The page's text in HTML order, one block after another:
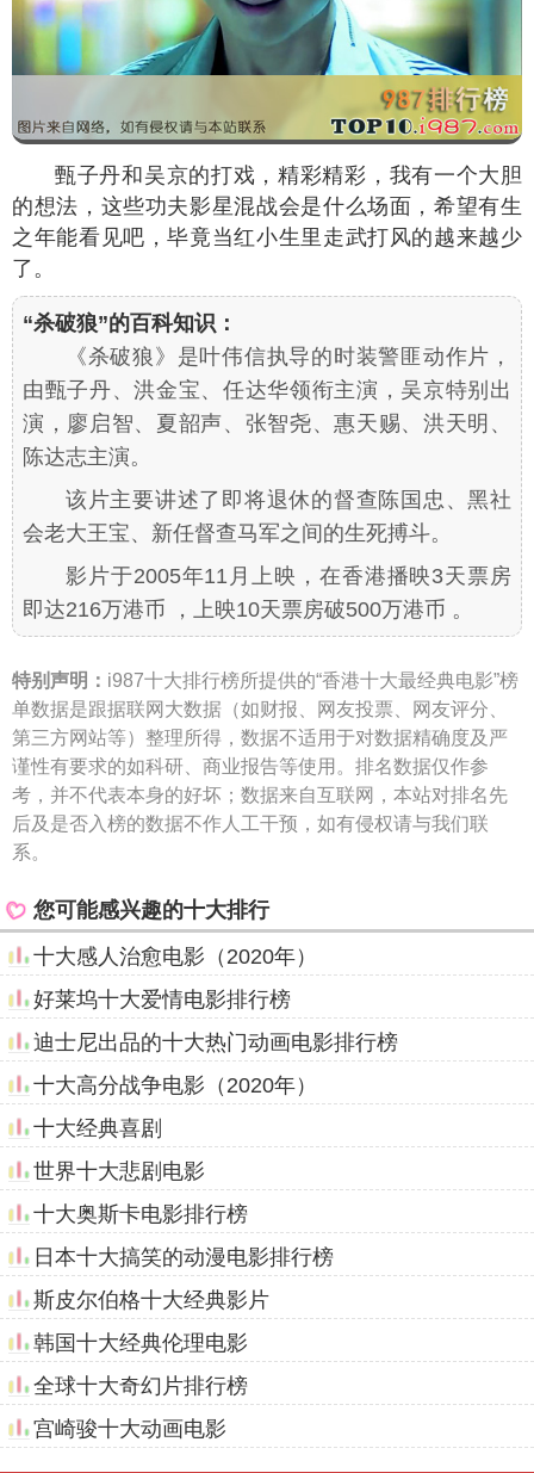
甄子丹和吴京的打戏，精彩精彩，我有一个大胆
的想法，这些功夫影星混战会是什么场面，希望有生
之年能看见吧，毕竟当红小生里走武打风的越来越少
了。
“杀破狼”的百科知识：
《杀破狼》是叶伟信执导的时装警匪动作片，
由甄子丹、洪金宝、任达华领衔主演，吴京特别出
演，廖启智、夏韶声、张智尧、惠天赐、洪天明、
陈达志主演。
该片主要讲述了即将退休的督查陈国忠、黑社
会老大王宝、新任督查马军之间的生死搏斗。
影片于2005年11月上映，在香港播映3天票房
即达216万港币 ，上映10天票房破500万港币 。
特别声明： i987十大排行榜所提供的“香港十大最经典电影”榜
单数据是跟据联网大数据（如财报、网友投票、网友评分、
第三方网站等）整理所得，数据不适用于对数据精确度及严
谨性有要求的如科研、商业报告等使用。排名数据仅作参
考，并不代表本身的好坏；数据来自互联网，本站对排名先
后及是否入榜的数据不作人工干预，如有侵权请与我们联
系。
您可能感兴趣的十大排行
十大感人治愈电影（2020年）
好莱坞十大爱情电影排行榜
迪士尼出品的十大热门动画电影排行榜
十大高分战争电影（2020年）
十大经典喜剧
世界十大悲剧电影
十大奥斯卡电影排行榜
日本十大搞笑的动漫电影排行榜
斯皮尔伯格十大经典影片
韩国十大经典伦理电影
全球十大奇幻片排行榜
宫崎骏十大动画电影